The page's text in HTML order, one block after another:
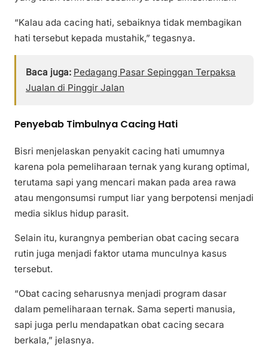
“Kalau ada cacing hati, sebaiknya tidak membagikan
hati tersebut kepada mustahik,” tegasnya.
Baca juga: Pedagang Pasar Sepinggan Terpaksa
Jualan di Pinggir Jalan
Penyebab Timbulnya Cacing Hati
Bisri menjelaskan penyakit cacing hati umumnya
karena pola pemeliharaan ternak yang kurang optimal,
terutama sapi yang mencari makan pada area rawa
atau mengonsumsi rumput liar yang berpotensi menjadi
media siklus hidup parasit.
Selain itu, kurangnya pemberian obat cacing secara
rutin juga menjadi faktor utama munculnya kasus
tersebut.
“Obat cacing seharusnya menjadi program dasar
dalam pemeliharaan ternak. Sama seperti manusia,
sapi juga perlu mendapatkan obat cacing secara
berkala,” jelasnya.